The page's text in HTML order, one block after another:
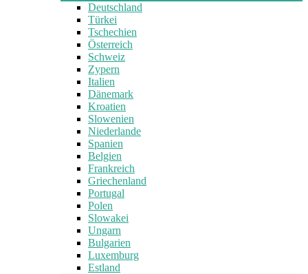
Deutschland
Türkei
Tschechien
Österreich
Schweiz
Zypern
Italien
Dänemark
Kroatien
Slowenien
Niederlande
Spanien
Belgien
Frankreich
Griechenland
Portugal
Polen
Slowakei
Ungarn
Bulgarien
Luxemburg
Estland